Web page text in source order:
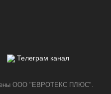
Телеграм канал
ООО "ЕВРОТЕКС ПЛЮС".